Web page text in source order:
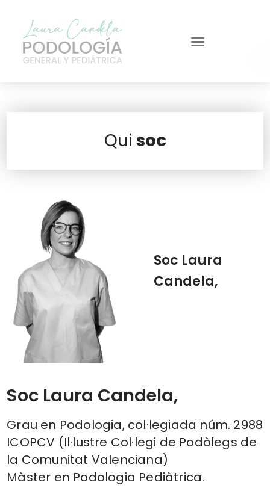
Qui soc
Soc Laura
Candela,
Soc Laura Candela,
Grau en Podologia, col·legiada núm. 2988
ICOPCV (Il·lustre Col·legi de Podòlegs de
la Comunitat Valenciana)
Màster en Podologia Pediàtrica.